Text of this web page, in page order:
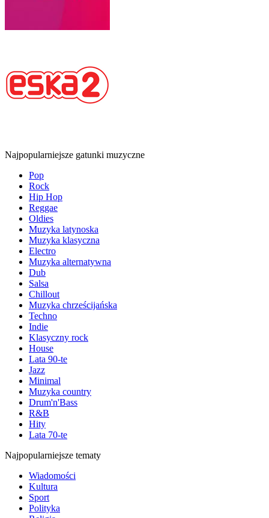
Najpopularniejsze gatunki muzyczne
Pop
Rock
Hip Hop
Reggae
Oldies
Muzyka latynoska
Muzyka klasyczna
Electro
Muzyka alternatywna
Dub
Salsa
Chillout
Muzyka chrześcijańska
Techno
Indie
Klasyczny rock
House
Lata 90-te
Jazz
Minimal
Muzyka country
Drum'n'Bass
R&B
Hity
Lata 70-te
Najpopularniejsze tematy
Wiadomości
Kultura
Sport
Polityka